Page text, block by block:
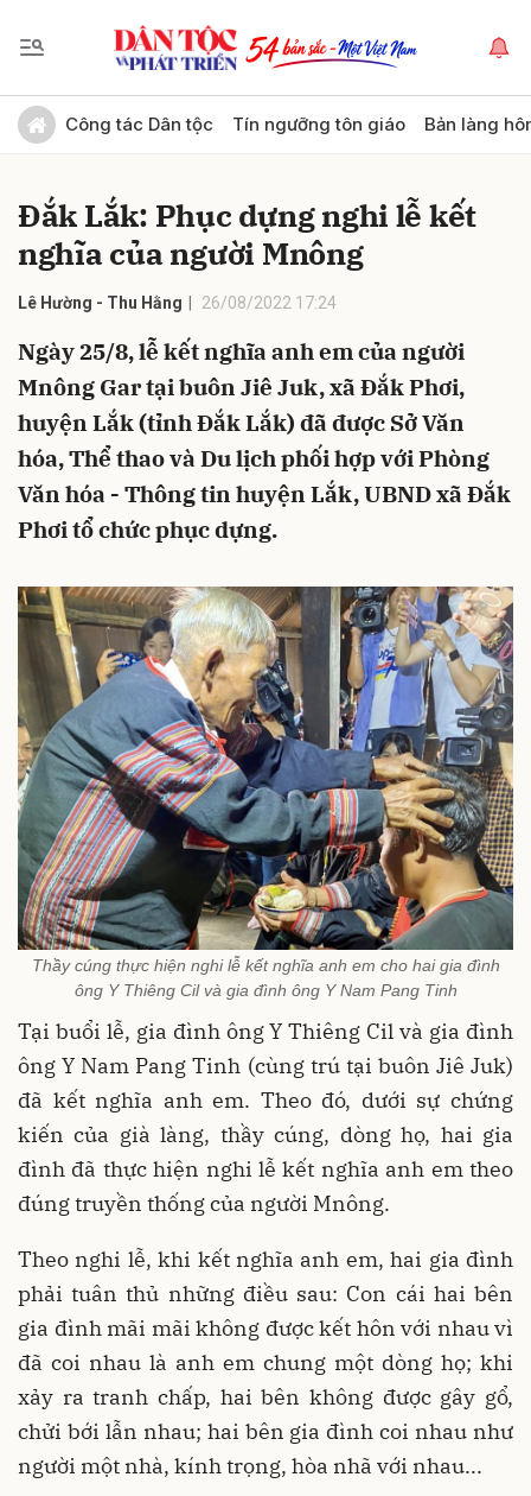
Công tác Dân tộc Tín ngưỡng tôn giáo Bản làng
Đắk Lắk: Phục dựng nghi lễ kết
nghĩa của người Mnông
Lê Hường - Thu Hằng 26/08/2022 17:24
Ngày 25/8, lễ kết nghĩa anh em của người
Mnông Gar tại buôn Jiê Juk, xã Đắk Phơi,
huyện Lắk (tỉnh Đắk Lắk) đã được Sở Văn
hóa, Thể thao và Du lịch phối hợp với Phòng
Văn hóa - Thông tin huyện Lắk, UBND xã Đắk
Phơi tổ chức phục dựng.
Thầy cúng thực hiện nghi lễ kết nghĩa anh em cho hai gia đình
ông Y Thiêng Cil và gia đình ông Y Nam Pang Tinh
Tại buổi lễ, gia đình ông Y Thiêng Cil và gia đình
ông Y Nam Pang Tinh (cùng trú tại buôn Jiê Juk)
đã kết nghĩa anh em. Theo đó, dưới sự chứng
kiến của già làng, thầy cúng, dòng họ, hai gia
đình đã thực hiện nghi lễ kết nghĩa anh em theo
đúng truyền thống của người Mnông.
Theo nghi lễ, khi kết nghĩa anh em, hai gia đình
phải tuân thủ những điều sau: Con cái hai bên
gia đình mãi mãi không được kết hôn với nhau vì
đã coi nhau là anh em chung một dòng họ; khi
xảy ra tranh chấp, hai bên không được gây gổ,
chửi bới lẫn nhau; hai bên gia đình coi nhau như
người một nhà, kính trọng, hòa nhã với nhau...
Gửi bình luận
Hủy Gửi